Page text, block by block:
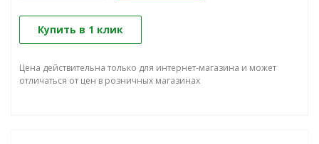
Купить в 1 клик
Цена действительна только для интернет-магазина и может
отличаться от цен в розничных магазинах